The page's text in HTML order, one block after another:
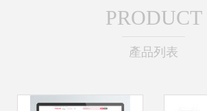
PRODUCT
產品列表